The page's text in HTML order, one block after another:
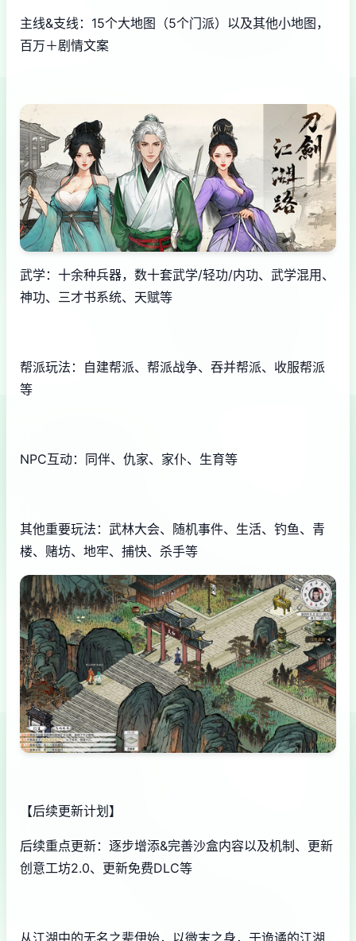
主线&支线：15个大地图（5个门派）以及其他小地图，
百万＋剧情文案
武学：十余种兵器，数十套武学/轻功/内功、武学混用、
神功、三才书系统、天赋等
帮派玩法：自建帮派、帮派战争、吞并帮派、收服帮派
等
NPC互动：同伴、仇家、家仆、生育等
其他重要玩法：武林大会、随机事件、生活、钓鱼、青
楼、赌坊、地牢、捕快、杀手等
【后续更新计划】
后续重点更新：逐步增添&完善沙盒内容以及机制、更新
创意工坊2.0、更新免费DLC等
从江湖中的无名之辈伊始，以微末之身，于诡谲的江湖